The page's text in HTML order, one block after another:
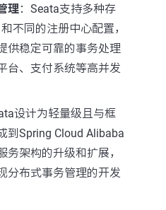
理：Seata支持多种存
不同的注册中心配置，
供稳定可靠的事务处理
台、支付系统等高并发
设计为轻量级且与框
到Spring Cloud Alibaba
务架构的升级和扩展，
分布式事务管理的开发